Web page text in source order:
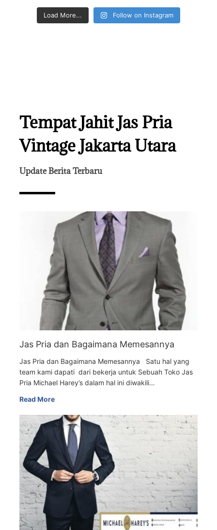
Load More... Follow on Instagram
Tempat Jahit Jas Pria
Vintage Jakarta Utara
Update Berita Terbaru
Jas Pria dan Bagaimana Memesannya
Jas Pria dan Bagaimana Memesannya Satu hal yang
team kami dapati dari bekerja untuk Sebuah Toko Jas
Pria Michael Harey’s dalam hal ini diwakili…
Read More